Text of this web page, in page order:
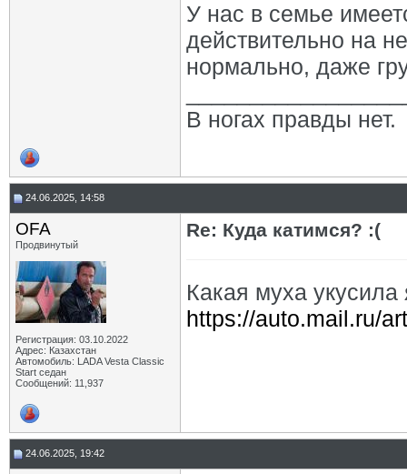
У нас в семье
действительно на
нормально, даже
В ногах правды нет.
24.06.2025, 14:58
OFA
Продвинутый
Регистрация: 03.10.2022
Адрес: Казахстан
Автомобиль: LADA Vesta Classic
Start седан
Сообщений: 11,937
Re: Куда катимся? :(
Какая муха
https://auto.mail.ru/
24.06.2025, 19:42